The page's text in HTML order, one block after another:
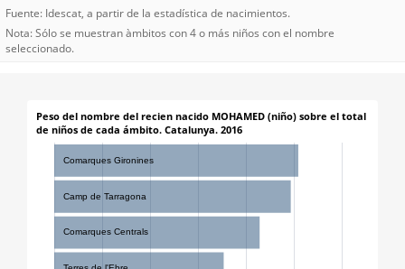
Fuente: Idescat, a partir de la estadística de nacimientos.
Nota: Sólo se muestran àmbitos con 4 o más niños con el nombre
seleccionado.